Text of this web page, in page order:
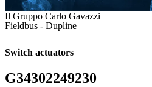
Il Gruppo Carlo Gavazzi
Fieldbus - Dupline
Switch actuators
G34302249230